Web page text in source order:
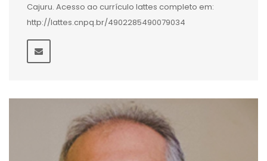
Cajuru. Acesso ao currículo lattes completo em:
http://lattes.cnpq.br/4902285490079034